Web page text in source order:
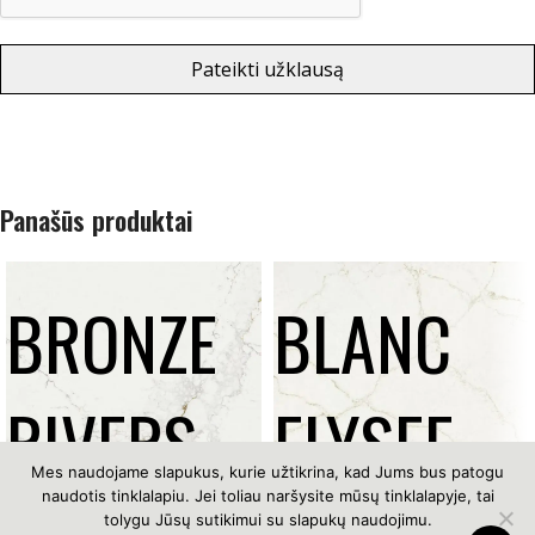
Pateikti užklausą
Panašūs produktai
BRONZE
RIVERS
BLANC
ELYSEE
Copyright © 2026 lapukasirpiestukas.lt |Privatumo politika
Mes naudojame slapukus, kurie užtikrina, kad Jums bus patogu
naudotis tinklalapiu. Jei toliau naršysite mūsų tinklalapyje, tai
tolygu Jūsų sutikimui su slapukų naudojimu.